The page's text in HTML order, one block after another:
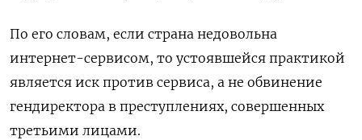
По его словам, если страна недовольна
интернет-сервисом, то устоявшейся практикой
является иск против сервиса, а не обвинение
гендиректора в преступлениях, совершенных
третьими лицами.